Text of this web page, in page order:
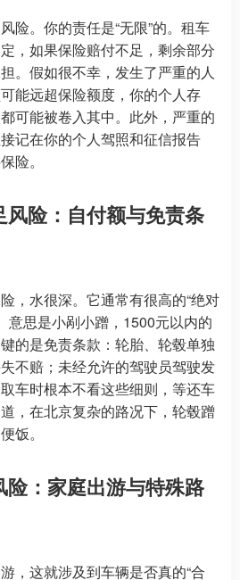
险。你的责任是“无限”的。租车
，如果保险赔付不足，剩余部分
。假如很不幸，发生了严重的人
能远超保险额度，你的个人存
可能被卷入其中。此外，严重的
记在你的个人驾照和征信报告
险。
险：自付额与免责条
，水很深。它通常有很高的“绝对
意思是小剐小蹭，1500元以内的
的是免责条款：轮胎、轮毂单独
不赔；未经允许的驾驶员驾驶发
车时根本不看这些细则，等还车
，在北京复杂的路况下，轮毂蹭
饭。
：家庭出游与特殊路
，这就涉及到车辆是否真的“合